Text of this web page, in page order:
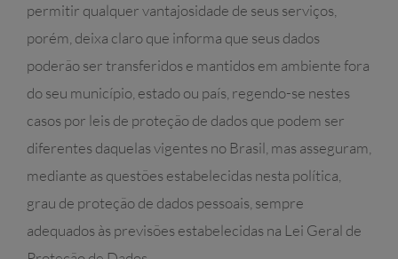
permitir qualquer vantajosidade de seus serviços,
porém, deixa claro que informa que seus dados
poderão ser transferidos e mantidos em ambiente fora
do seu município, estado ou país, regendo-se nestes
casos por leis de proteção de dados que podem ser
diferentes daquelas vigentes no Brasil, mas asseguram,
mediante as questões estabelecidas nesta política,
grau de proteção de dados pessoais, sempre
adequados às previsões estabelecidas na Lei Geral de